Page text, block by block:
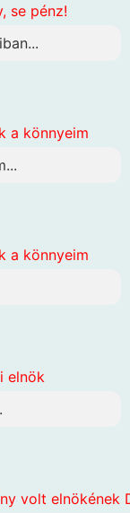
se pénz!
a könnyeim
a könnyeim
elnök
volt